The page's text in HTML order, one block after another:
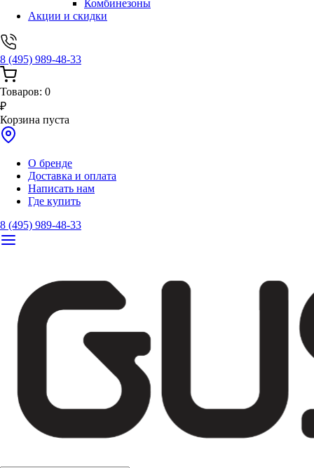
Комбинезоны
Акции и скидки
8 (495) 989-48-33
Товаров: 0
₽
Корзина пуста
О бренде
Доставка и оплата
Написать нам
Где купить
8 (495) 989-48-33